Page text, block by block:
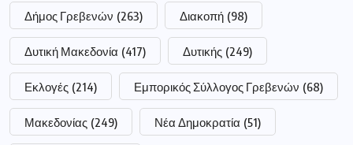
Δήμος Γρεβενών (263) Διακοπή (98)
Δυτική Μακεδονία (417) Δυτικής (249)
Εκλογές (214) Εμπορικός Σύλλογος Γρεβενών (68)
Μακεδονίας (249) Νέα Δημοκρατία (51)